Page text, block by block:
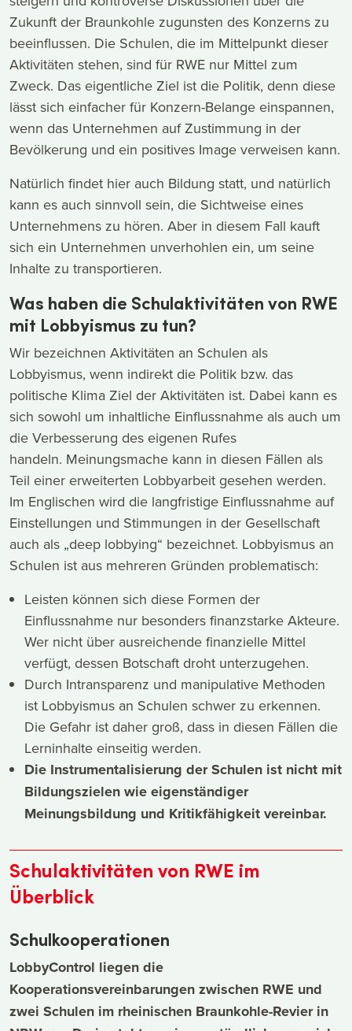
Zukunft der Braunkohle zugunsten des Konzerns zu
beeinflussen. Die Schulen, die im Mittelpunkt dieser
Aktivitäten stehen, sind für RWE nur Mittel zum
Zweck. Das eigentliche Ziel ist die Politik, denn diese
lässt sich einfacher für Konzern-Belange einspannen,
wenn das Unternehmen auf Zustimmung in der
Bevölkerung und ein positives Image verweisen kann.
Natürlich findet hier auch Bildung statt, und natürlich
kann es auch sinnvoll sein, die Sichtweise eines
Unternehmens zu hören. Aber in diesem Fall kauft
sich ein Unternehmen unverhohlen ein, um seine
Inhalte zu transportieren.
Was haben die Schulaktivitäten von RWE
mit Lobbyismus zu tun?
Wir bezeichnen Aktivitäten an Schulen als
Lobbyismus, wenn indirekt die Politik bzw. das
politische Klima Ziel der Aktivitäten ist. Dabei kann es
sich sowohl um inhaltliche Einflussnahme als auch um
die Verbesserung des eigenen Rufes
handeln. Meinungsmache kann in diesen Fällen als
Teil einer erweiterten Lobbyarbeit gesehen werden.
Im Englischen wird die langfristige Einflussnahme auf
Einstellungen und Stimmungen in der Gesellschaft
auch als „deep lobbying“ bezeichnet. Lobbyismus an
Schulen ist aus mehreren Gründen problematisch:
Leisten können sich diese Formen der
Einflussnahme nur besonders finanzstarke Akteure.
Wer nicht über ausreichende finanzielle Mittel
verfügt, dessen Botschaft droht unterzugehen.
Durch Intransparenz und manipulative Methoden
ist Lobbyismus an Schulen schwer zu erkennen.
Die Gefahr ist daher groß, dass in diesen Fällen die
Lerninhalte einseitig werden.
Die Instrumentalisierung der Schulen ist nicht mit
Bildungszielen wie eigenständiger
Meinungsbildung und Kritikfähigkeit vereinbar.
Schulaktivitäten von RWE im
Überblick
Schulkooperationen
LobbyControl liegen die
Kooperationsvereinbarungen zwischen RWE und
zwei Schulen im rheinischen Braunkohle-Revier in